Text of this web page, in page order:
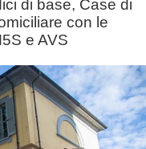
di base, Case di
con le
e AVS